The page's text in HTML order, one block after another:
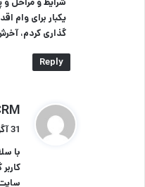
گذاری کردم،
Reply
31 آگوست, 2025 در 12:23 ب.ظ
با